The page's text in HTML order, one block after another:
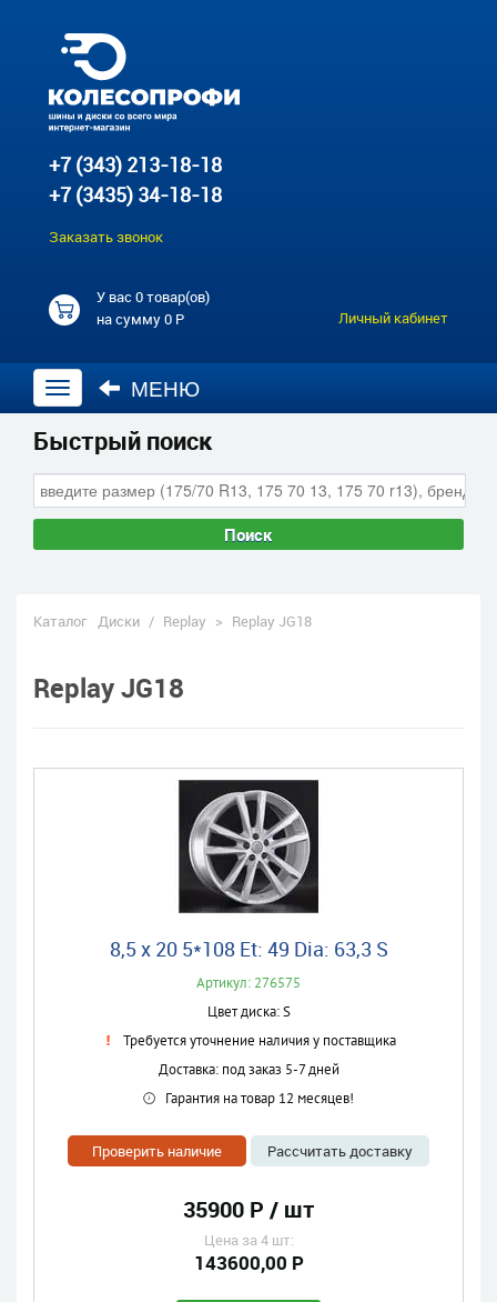
+7 (343) 213-18-18
+7 (3435) 34-18-18
Заказать звонок
У вас0 товар(ов)
на сумму0 Р Личный кабинет
Открыть
навигацию
МЕНЮ
Быстрый поиск
Поиск
Каталог Диски / Replay > Replay JG18
Replay JG18
8,5 x 20 5*108 Et: 49 Dia: 63,3 S
Артикул: 276575
Цвет диска: S
Требуется уточнение наличия у поставщика
Доставка: под заказ 5-7 дней
Гарантия на товар 12 месяцев!
Проверить наличие Рассчитать доставку
35900 Р / шт
Цена за 4 шт:
143600,00 Р